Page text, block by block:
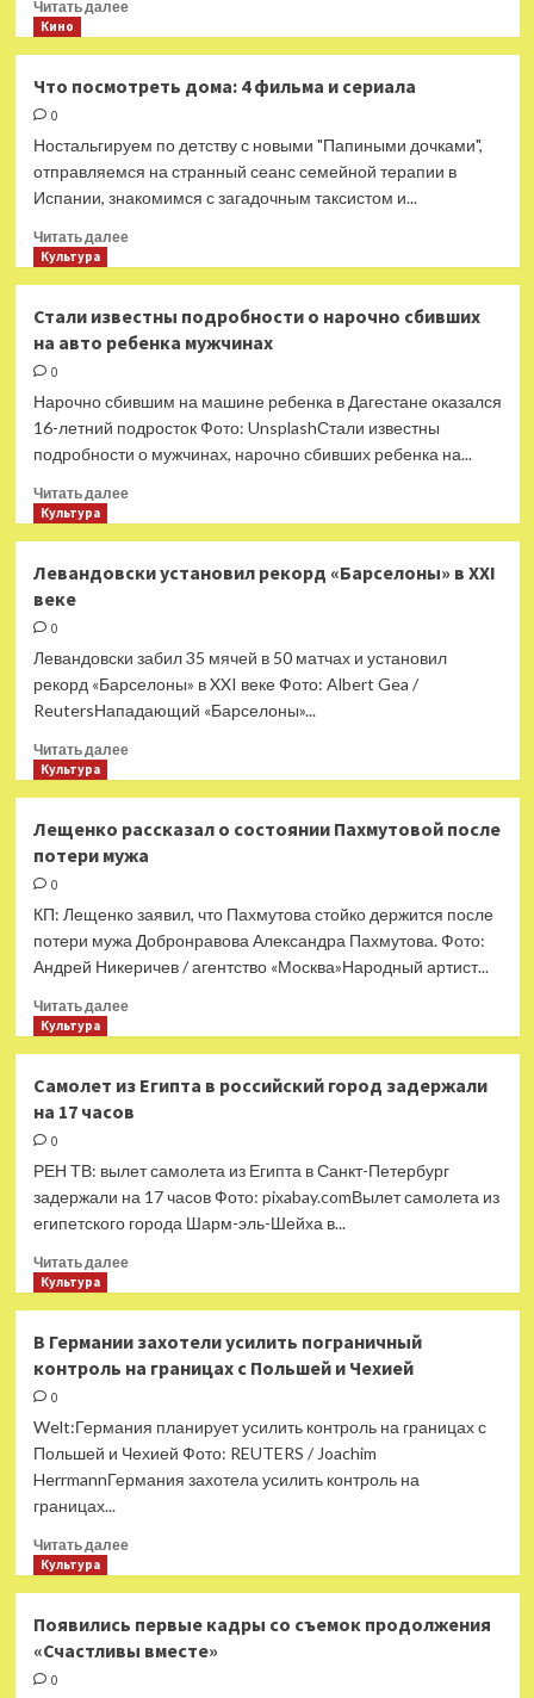
Читать далее
было
из самых
советских
мультфильмов
Кино
Что посмотреть дома: 4 фильма и сериала
0
Ностальгируем по детству с новыми "Папиными дочками",
отправляемся на странный сеанс семейной терапии в
Испании, знакомимся с загадочным таксистом и...
Читать далееПрочитать
посмотреть
дома:
Культура
Стали известны подробности о нарочно сбивших
на авто ребенка мужчинах
0
Нарочно сбившим на машине ребенка в Дагестане оказался
16-летний подросток Фото: UnsplashСтали известны
подробности о мужчинах, нарочно сбивших ребенка на...
Читать далееПрочитать
известны
нарочно
на
авто
Культура
Левандовски установил рекорд «Барселоны» в XXI
веке
0
Левандовски забил 35 мячей в 50 матчах и установил
рекорд «Барселоны» в XXI веке Фото: Albert Gea /
ReutersНападающий «Барселоны»...
Читать далееПрочитать
установил
рекорд
веке
Культура
Лещенко рассказал о состоянии Пахмутовой после
потери мужа
0
КП: Лещенко заявил, что Пахмутова стойко держится после
потери мужа Добронравова Александра Пахмутова. Фото:
Андрей Никеричев / агентство «Москва»Народный артист...
Читать далееПрочитать
рассказал
о
потери
мужа
Культура
Самолет из Египта в российский город задержали
на 17 часов
0
РЕН ТВ: вылет самолета из Египта в Санкт-Петербург
задержали на 17 часов Фото: pixabay.comВылет самолета из
египетского города Шарм-эль-Шейха в...
Читать далееПрочитать
из
Египта
задержали
на
Культура
В Германии захотели усилить пограничный
контроль на границах с Польшей и Чехией
0
Welt:Германия планирует усилить контроль на границах с
Польшей и Чехией Фото: REUTERS / Joachim
HerrmannГермания захотела усилить контроль на
границах...
Читать далееПрочитать
Германии
захотели
Культура
Появились первые кадры со съемок продолжения
«Счастливы вместе»
0